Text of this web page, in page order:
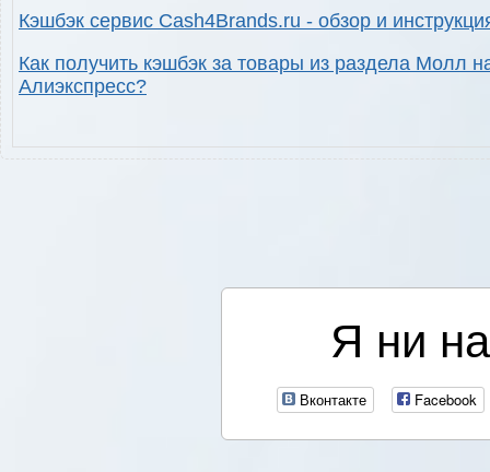
Кэшбэк сервис Cash4Brands.ru - обзор и
Как получить кэшбэк за товары из раздела Молл
Алиэкспресс?
Я ни
Вконтакте Facebook